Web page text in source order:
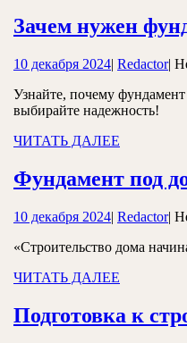
Зачем нужен
10 декабря 202410
2024
| Redactor|
Узнайте, почему
выбирайте надежность!
ЧИТАТЬ ДАЛЕЕ
Фундамент под
10 декабря 202410
2024
| Redactor|
«Строительство дома
ЧИТАТЬ ДАЛЕЕ
Подготовка к